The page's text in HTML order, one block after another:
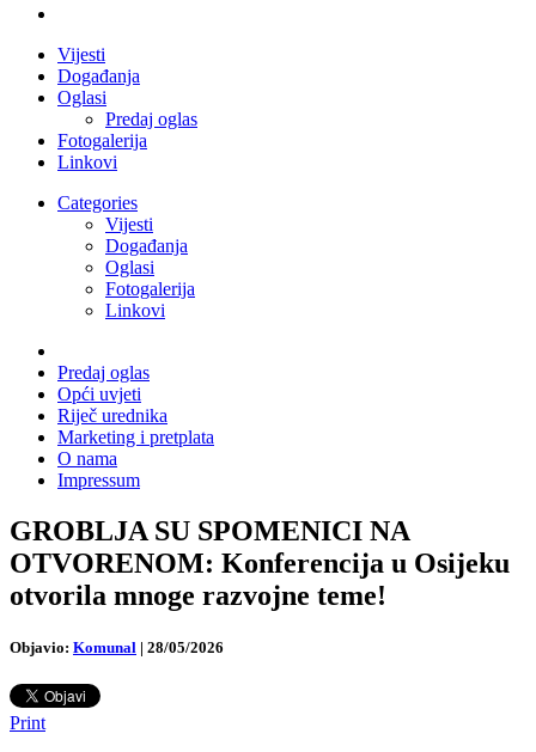
Vijesti
Događanja
Oglasi
Predaj oglas
Fotogalerija
Linkovi
Categories
Vijesti
Događanja
Oglasi
Fotogalerija
Linkovi
Predaj oglas
Opći uvjeti
Riječ urednika
Marketing i pretplata
O nama
Impressum
GROBLJA SU SPOMENICI NA
OTVORENOM: Konferencija u Osijeku
otvorila mnoge razvojne teme!
Objavio: Komunal | 28/05/2026
Print